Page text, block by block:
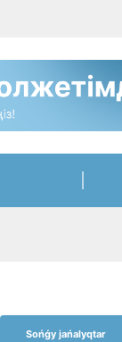
Sońǵy jańalyqtar